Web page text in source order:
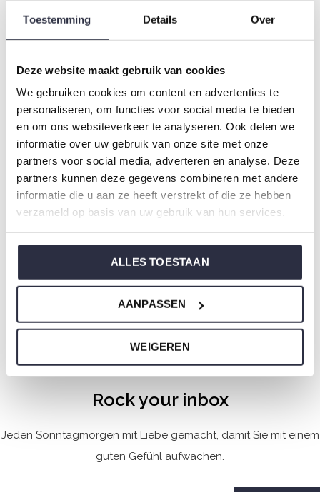
Toestemming Details Over
Deze website maakt gebruik van cookies
We gebruiken cookies om content en advertenties te
personaliseren, om functies voor social media te bieden
en om ons websiteverkeer te analyseren. Ook delen we
informatie over uw gebruik van onze site met onze
partners voor social media, adverteren en analyse. Deze
partners kunnen deze gegevens combineren met andere
informatie die u aan ze heeft verstrekt of die ze hebben
verzameld op basis van uw gebruik van hun services.
ALLES TOESTAAN
AANPASSEN
WEIGEREN
marineblau gestreift
€17,49
gestreift
€19,99
-50%
Charlie Choe Herren
Pyjama-Shorts Set Hellblau
€24,99 €49,99
Gesehen 7 der 7 Produkte
Rock your inbox
Jeden Sonntagmorgen mit Liebe gemacht, damit Sie mit einem
guten Gefühl aufwachen.